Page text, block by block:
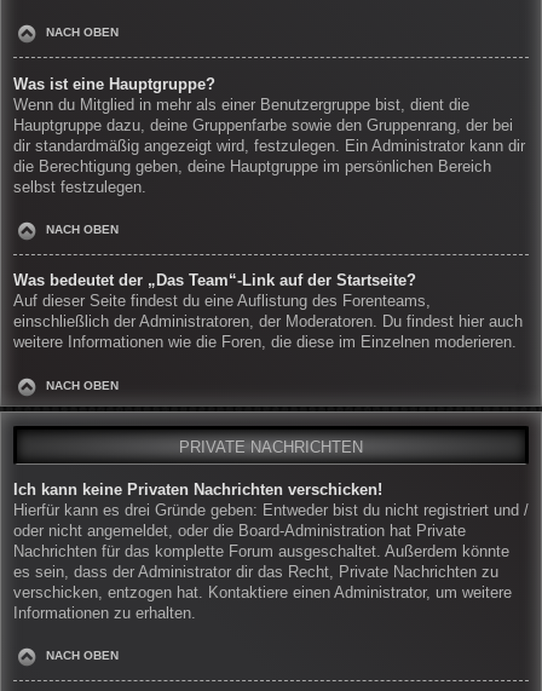
NACH OBEN
Was ist eine Hauptgruppe?
Wenn du Mitglied in mehr als einer Benutzergruppe bist, dient die
Hauptgruppe dazu, deine Gruppenfarbe sowie den Gruppenrang, der bei
dir standardmäßig angezeigt wird, festzulegen. Ein Administrator kann dir
die Berechtigung geben, deine Hauptgruppe im persönlichen Bereich
selbst festzulegen.
NACH OBEN
Was bedeutet der „Das Team“-Link auf der Startseite?
Auf dieser Seite findest du eine Auflistung des Forenteams,
einschließlich der Administratoren, der Moderatoren. Du findest hier auch
weitere Informationen wie die Foren, die diese im Einzelnen moderieren.
NACH OBEN
PRIVATE NACHRICHTEN
Ich kann keine Privaten Nachrichten verschicken!
Hierfür kann es drei Gründe geben: Entweder bist du nicht registriert und /
oder nicht angemeldet, oder die Board-Administration hat Private
Nachrichten für das komplette Forum ausgeschaltet. Außerdem könnte
es sein, dass der Administrator dir das Recht, Private Nachrichten zu
verschicken, entzogen hat. Kontaktiere einen Administrator, um weitere
Informationen zu erhalten.
NACH OBEN